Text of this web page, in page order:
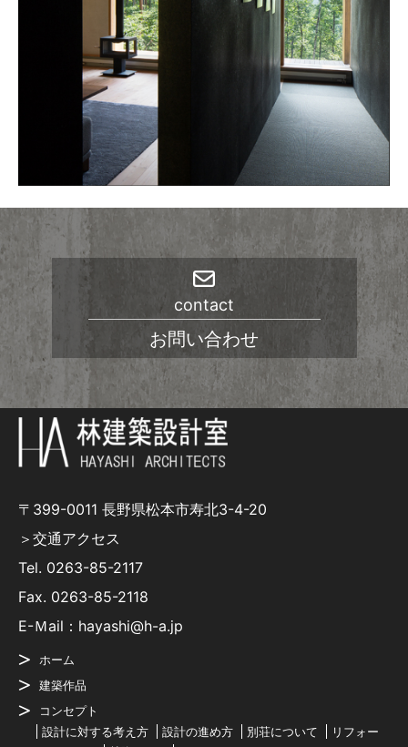
contact
お問い合わせ
〒399-0011 長野県松本市寿北3-4-20
＞交通アクセス
Tel. 0263-85-2117
Fax. 0263-85-2118
E-Ｍail：hayashi@h-a.jp
ホーム
建築作品
コンセプト
設計に対する考え方
設計の進め方 別荘について
リフォー